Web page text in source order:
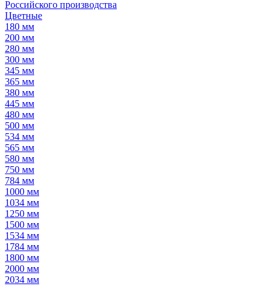
Российского производства
Цветные
180 мм
200 мм
280 мм
300 мм
345 мм
365 мм
380 мм
445 мм
480 мм
500 мм
534 мм
565 мм
580 мм
750 мм
784 мм
1000 мм
1034 мм
1250 мм
1500 мм
1534 мм
1784 мм
1800 мм
2000 мм
2034 мм